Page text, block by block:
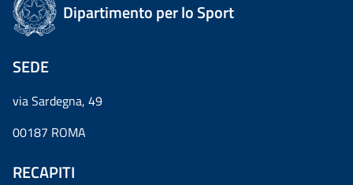
Dipartimento per lo Sport
SEDE
via Sardegna, 49
00187 ROMA
RECAPITI